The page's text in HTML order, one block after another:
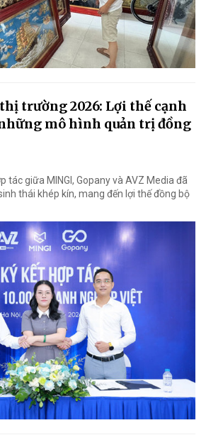
trường 2026: Lợi thế cạnh
mô hình quản trị đồng
tác giữa MINGI, Gopany và AVZ Media đã
thái khép kín, mang đến lợi thế đồng bộ